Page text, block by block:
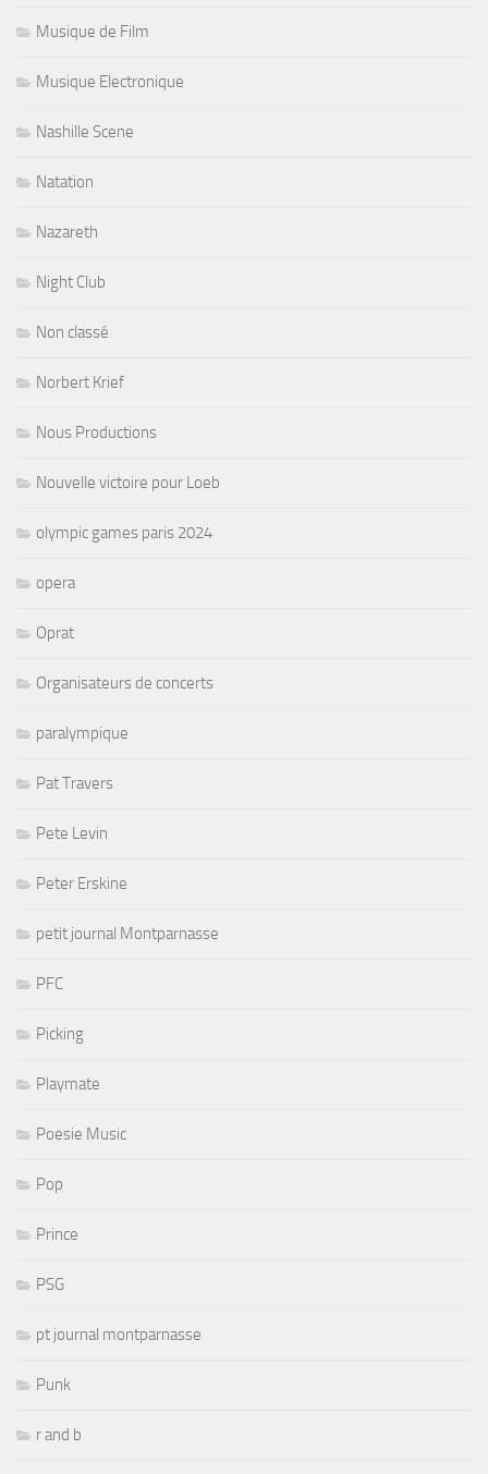
Musique de Film
Musique Electronique
Nashille Scene
Natation
Nazareth
Night Club
Non classé
Norbert Krief
Nous Productions
Nouvelle victoire pour Loeb
olympic games paris 2024
opera
Oprat
Organisateurs de concerts
paralympique
Pat Travers
Pete Levin
Peter Erskine
petit journal Montparnasse
PFC
Picking
Playmate
Poesie Music
Pop
Prince
PSG
pt journal montparnasse
Punk
r and b